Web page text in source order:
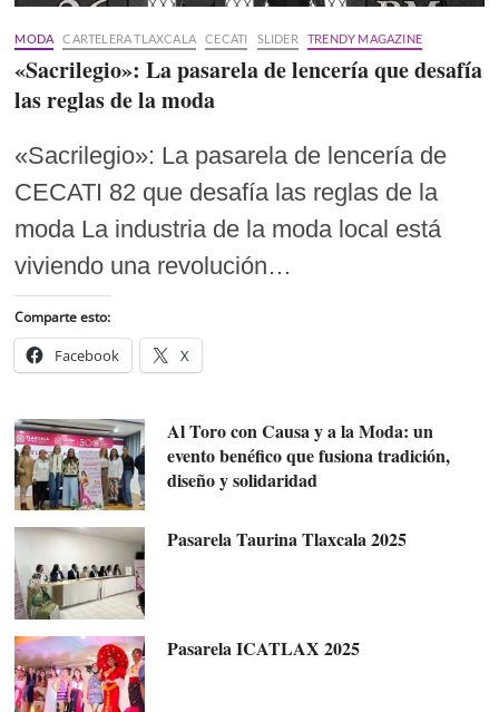
MODA CARTELERA TLAXCALA CECATI SLIDER TRENDY MAGAZINE
«Sacrilegio»: La pasarela de lencería que desafía
las reglas de la moda
«Sacrilegio»: La pasarela de lencería de
CECATI 82 que desafía las reglas de la
moda La industria de la moda local está
viviendo una revolución…
Comparte esto:
Facebook X
Al Toro con Causa y a la Moda: un
evento benéfico que fusiona tradición,
diseño y solidaridad
Pasarela Taurina Tlaxcala 2025
Pasarela ICATLAX 2025